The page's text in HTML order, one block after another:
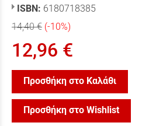
ISBN: 6180718385
14,40 € (-10%)
12,96 €
Προσθήκη στο Καλάθι
Προσθήκη στο Wishlist